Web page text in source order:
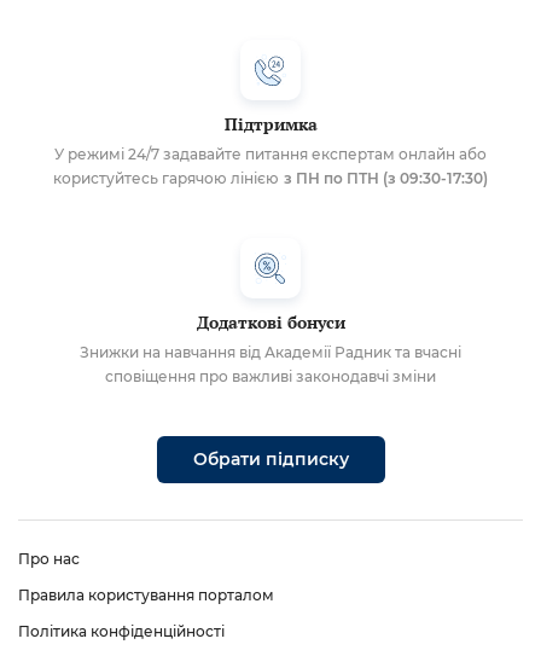
Підтримка
У режимі 24/7 задавайте питання експертам онлайн або
користуйтесь гарячою лінією з ПН по ПТН (з 09:30-17:30)
Додаткові бонуси
Знижки на навчання від Академії Радник та вчасні
сповіщення про важливі законодавчі зміни
Обрати підписку
Про нас
Правила користування порталом
Політика конфіденційності